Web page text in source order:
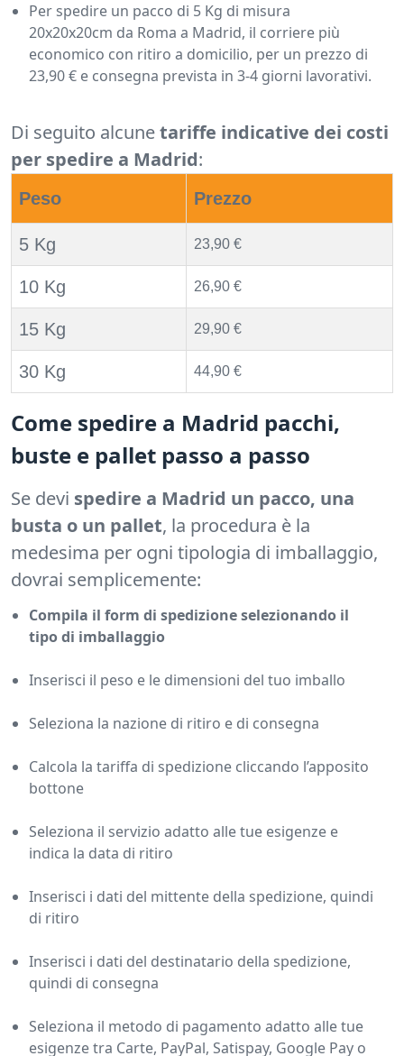
Per spedire un pacco di 5 Kg di misura
20x20x20cm da Roma a Madrid, il corriere più
economico con ritiro a domicilio, per un prezzo di
23,90 € e consegna prevista in 3-4 giorni lavorativi.
Di seguito alcunetariffe indicative dei costi
per spedire a Madrid:
Peso Prezzo
5 Kg 23,90 €
10 Kg 26,90 €
15 Kg 29,90 €
30 Kg 44,90 €
Come spedire a Madrid pacchi,
buste e pallet passo a passo
Se devi spedire a Madrid un pacco, una
busta o un pallet, la procedura è la
medesima per ogni tipologia di imballaggio,
dovrai semplicemente:
Compila il form di spedizione selezionando il
tipo di imballaggio
Inserisci il peso e le dimensioni del tuo imballo
Seleziona la nazione di ritiro e di consegna
Calcola la tariffa di spedizione cliccando l’apposito
bottone
Seleziona il servizio adatto alle tue esigenze e
indica la data di ritiro
Inserisci i dati del mittente della spedizione, quindi
di ritiro
Inserisci i dati del destinatario della spedizione,
quindi di consegna
Seleziona il metodo di pagamento adatto alle tue
esigenze tra Carte, PayPal, Satispay, Google Pay o